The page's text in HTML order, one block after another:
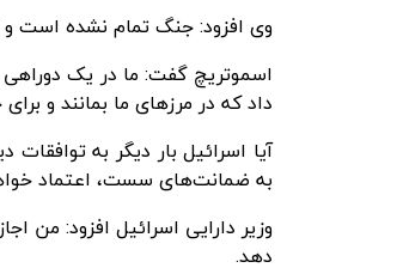
وی افزود: جنگ تمام نشده است
اسموتریچ گفت: ما در یک
داد که در مرزهای ما بمانند و
آیا اسرائیل بار دیگر به
به ضمانت‌های سست، اعتماد
وزیر دارایی اسرائیل افزود: من
دهد.